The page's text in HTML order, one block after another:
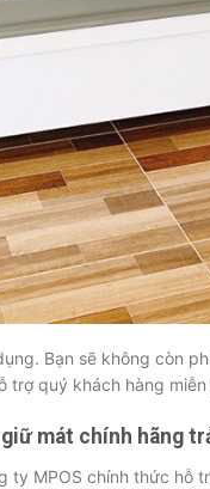
Bạn sẽ không còn
trợ quý khách hàng
mát chính hãng
ty MPOS chính thức hỗ